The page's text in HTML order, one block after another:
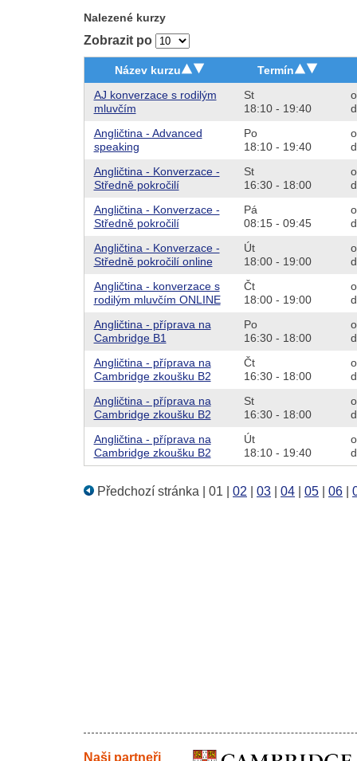
Nalezené kurzy
Zobrazit po
Název kurzu
Termín
AJ konverzace s rodilým
mluvčím
St
18:10 - 19:40
Angličtina - Advanced
speaking
Po
18:10 - 19:40
Angličtina - Konverzace -
Středně pokročilí
St
16:30 - 18:00
Angličtina - Konverzace -
Středně pokročilí
Pá
08:15 - 09:45
Angličtina - Konverzace -
Středně pokročilí online
Út
18:00 - 19:00
Angličtina - konverzace s
rodilým mluvčím ONLINE
Čt
18:00 - 19:00
Angličtina - příprava na
Cambridge B1
Po
16:30 - 18:00
Angličtina - příprava na
Cambridge zkoušku B2
Čt
16:30 - 18:00
Angličtina - příprava na
Cambridge zkoušku B2
St
16:30 - 18:00
Angličtina - příprava na
Cambridge zkoušku B2
Út
18:10 - 19:40
Předchozí stránka 01 02 03 04 05 06
Naši partneři